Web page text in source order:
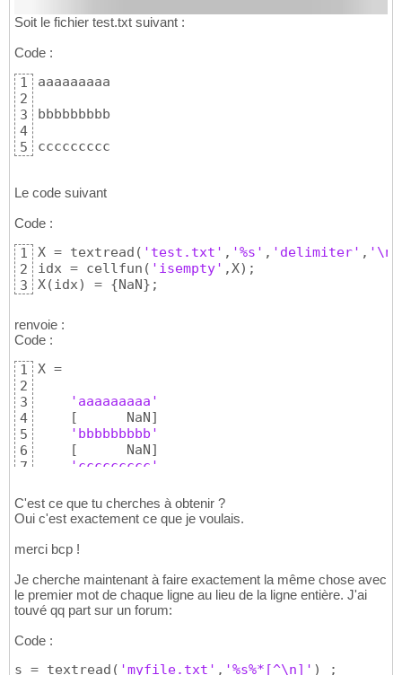
Soit le fichier test.txt suivant :
Code :
1
2
3
4
5
aaaaaaaaa
bbbbbbbbb
ccccccccc
Le code suivant
Code :
1
2
3
X = textread ( 'test.txt' , '%s' , 'delimiter' , '\n'
idx = cellfun ( 'isempty' ,X) ;
X(idx) = {NaN} ;
renvoie :
Code :
1
2
3
4
5
6
7
X =
'aaaaaaaaa'
[
      NaN
]
'bbbbbbbbb'
[
      NaN
]
'ccccccccc'
C'est ce que tu cherches à obtenir ?
Oui c'est exactement ce que je voulais.
merci bcp !
Je cherche maintenant à faire exactement la même chose avec
le premier mot de chaque ligne au lieu de la ligne entière. J'ai
touvé qq part sur un forum:
Code :
s = textread ( 'myfile.txt' , '%s%*[^\n]' ) ;